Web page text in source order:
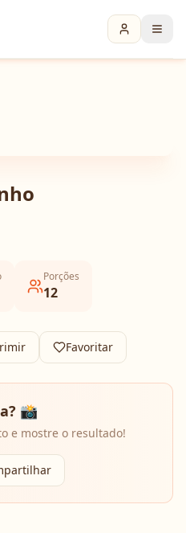
Porções
12
Favoritar
📸
e mostre o resultado!